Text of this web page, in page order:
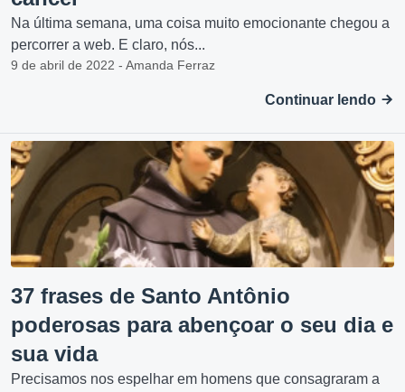
Na última semana, uma coisa muito emocionante chegou a
percorrer a web. E claro, nós...
9 de abril de 2022 - Amanda Ferraz
Continuar lendo
37 frases de Santo Antônio
poderosas para abençoar o seu dia e
sua vida
Precisamos nos espelhar em homens que consagraram a